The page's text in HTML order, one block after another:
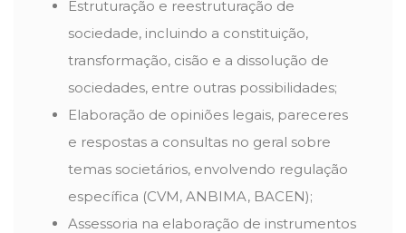
Estruturação e reestruturação de
sociedade, incluindo a constituição,
transformação, cisão e a dissolução de
sociedades, entre outras possibilidades;
Elaboração de opiniões legais, pareceres
e respostas a consultas no geral sobre
temas societários, envolvendo regulação
específica (CVM, ANBIMA, BACEN);
Assessoria na elaboração de instrumentos